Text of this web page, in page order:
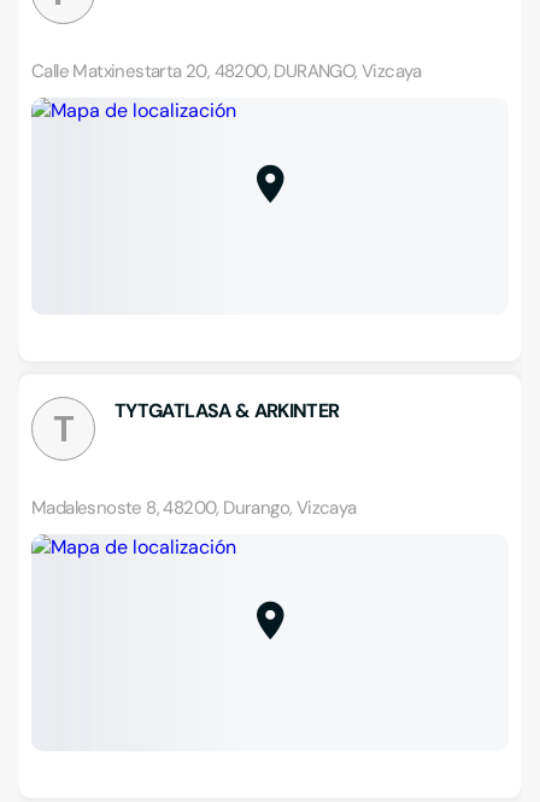
Calle Matxinestarta 20, 48200, DURANGO, Vizcaya
T TYTGATLASA & ARKINTER
Madalesnoste 8, 48200, Durango, Vizcaya